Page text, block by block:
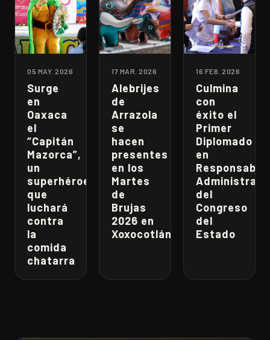
05 MAY. 2026
Surge
en
Oaxaca
el
“Capitán
Mazorca”,
un
superhéroe
que
luchará
contra
la
comida
chatarra
17 MAR. 2026
Alebrijes
de
Arrazola
se
hacen
presentes
en los
Martes
de
Brujas
2026 en
Xoxocotlán
16 FEB. 2026
Culmina
con
éxito el
Primer
Diplomado
en
del
Congreso
del
Estado